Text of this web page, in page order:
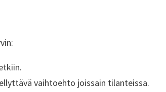
vaihtoehto joissain tilanteissa.